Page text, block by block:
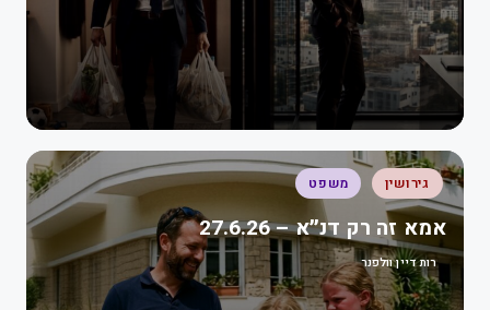
גירושין משפט
אמא זה רק דנ״א – 27.6.26
רות דיין וולפנר